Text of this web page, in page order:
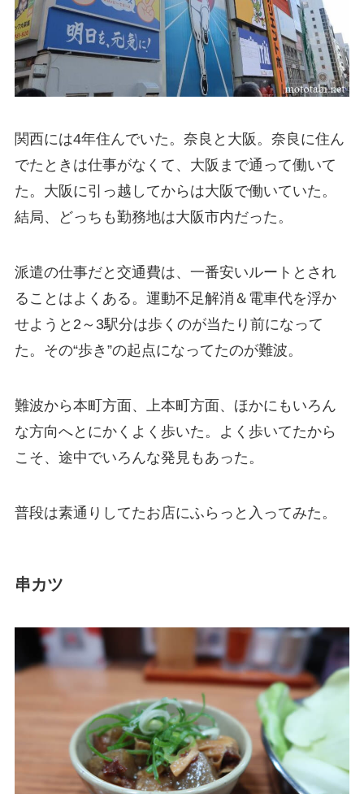
関西には4年住んでいた。奈良と大阪。奈良に住ん
でたときは仕事がなくて、大阪まで通って働いて
た。大阪に引っ越してからは大阪で働いていた。
結局、どっちも勤務地は大阪市内だった。
派遣の仕事だと交通費は、一番安いルートとされ
ることはよくある。運動不足解消＆電車代を浮か
せようと2～3駅分は歩くのが当たり前になって
た。その“歩き”の起点になってたのが難波。
難波から本町方面、上本町方面、ほかにもいろん
な方向へとにかくよく歩いた。よく歩いてたから
こそ、途中でいろんな発見もあった。
普段は素通りしてたお店にふらっと入ってみた。
串カツ